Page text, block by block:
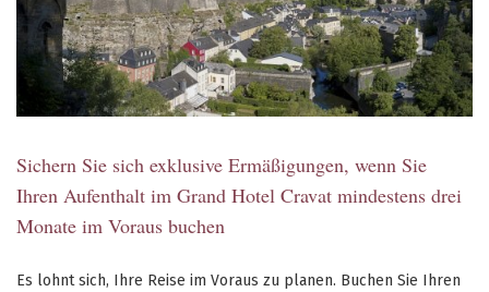
Sichern Sie sich exklusive Ermäßigungen, wenn Sie
Ihren Aufenthalt im Grand Hotel Cravat mindestens drei
Monate im Voraus buchen
Es lohnt sich, Ihre Reise im Voraus zu planen. Buchen Sie Ihren